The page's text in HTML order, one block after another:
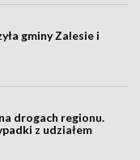
gminy Zalesie i
drogach regionu.
z udziałem